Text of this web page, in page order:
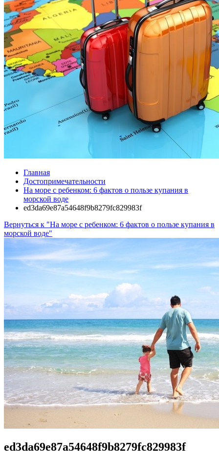
Главная
Достопримечательности
На море с ребенком: 6 фактов о пользе купания в
морской воде
ed3da69e87a54648f9b8279fc829983f
Вернуться к "На море с ребенком: 6 фактов о пользе купания в
морской воде"
ed3da69e87a54648f9b8279fc829983f